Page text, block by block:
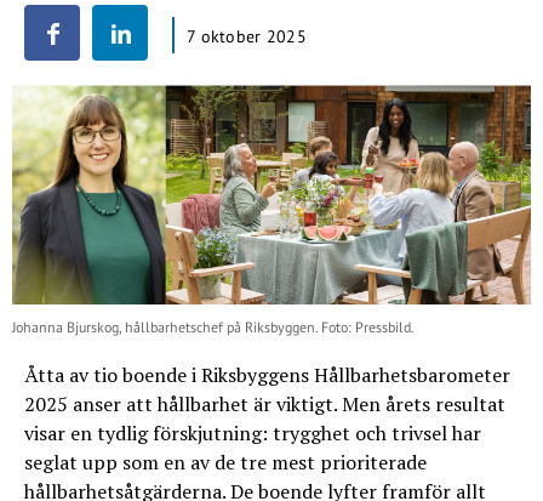
7 oktober 2025
Johanna Bjurskog, hållbarhetschef på Riksbyggen. Foto: Pressbild.
Åtta av tio boende i Riksbyggens Hållbarhetsbarometer
2025 anser att hållbarhet är viktigt. Men årets resultat
visar en tydlig förskjutning: trygghet och trivsel har
seglat upp som en av de tre mest prioriterade
hållbarhetsåtgärderna. De boende lyfter framför allt